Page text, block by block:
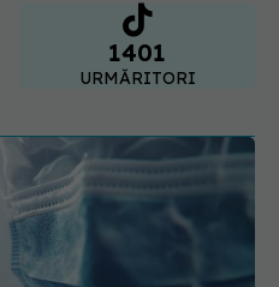
1401
URMĂRITORI